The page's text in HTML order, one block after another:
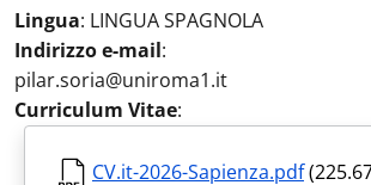
Lingua: LINGUA SPAGNOLA
Indirizzo e-mail:
pilar.soria@uniroma1.it
Curriculum Vitae:
CV.it-2026-Sapienza.pdf